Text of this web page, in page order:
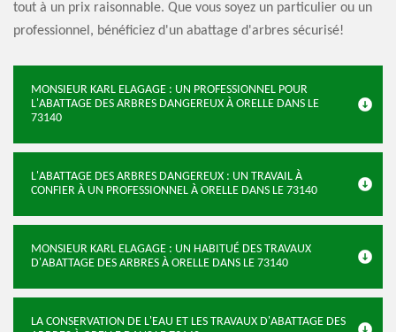
tout à un prix raisonnable. Que vous soyez un particulier ou un
professionnel, bénéficiez d'un abattage d'arbres sécurisé!
MONSIEUR KARL ELAGAGE : UN PROFESSIONNEL POUR
L'ABATTAGE DES ARBRES DANGEREUX À ORELLE DANS LE
73140
L'ABATTAGE DES ARBRES DANGEREUX : UN TRAVAIL À
CONFIER À UN PROFESSIONNEL À ORELLE DANS LE 73140
MONSIEUR KARL ELAGAGE : UN HABITUÉ DES TRAVAUX
D'ABATTAGE DES ARBRES À ORELLE DANS LE 73140
LA CONSERVATION DE L'EAU ET LES TRAVAUX D'ABATTAGE DES